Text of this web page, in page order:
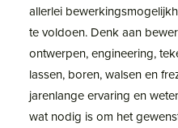
allerlei
te voldoen. Denk aan
ontwerpen, engineering,
lassen, boren, walsen en
jarenlange ervaring en
wat nodig is om het